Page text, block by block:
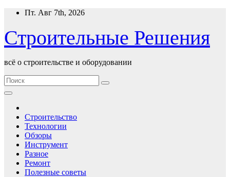
Перейти
содержимому
Пт. Авг 7th, 2026
Строительные Решения
всё о строительстве и оборудовании
Строительство
Технологии
Обзоры
Инструмент
Разное
Ремонт
Полезные советы